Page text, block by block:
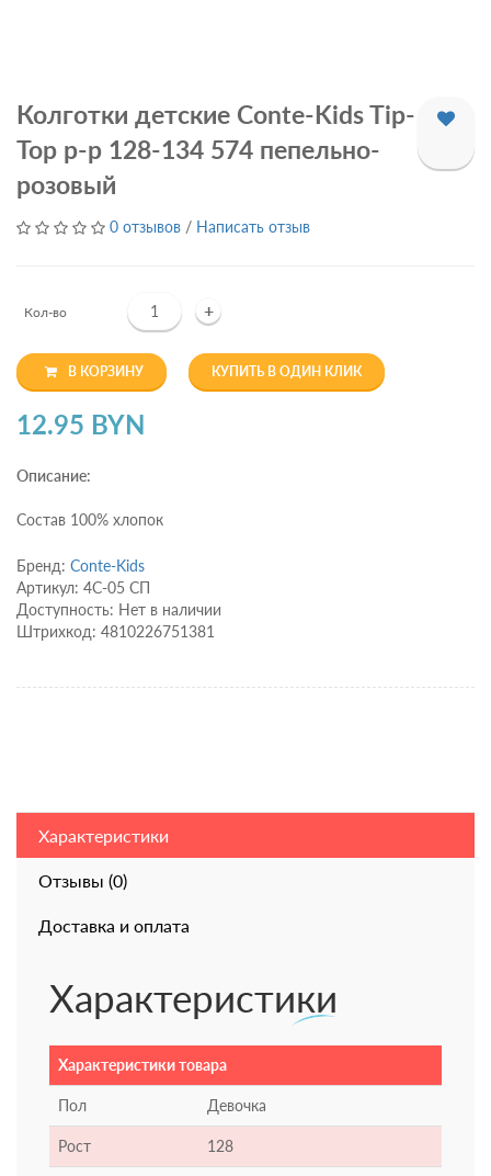
Колготки детские Conte-Kids Tip-
Top р-p 128-134 574 пепельно-
розовый
0 отзывов / Написать отзыв
Кол-во +
В КОРЗИНУ КУПИТЬ В ОДИН КЛИК
12.95 BYN
Описание:
Состав 100% хлопок
Бренд: Conte-Kids
Артикул: 4С-05 СП
Доступность: Нет в наличии
Штрихкод: 4810226751381
Характеристики
Отзывы (0)
Доставка и оплата
Характеристики
Характеристики товара
Пол Девочка
Рост 128